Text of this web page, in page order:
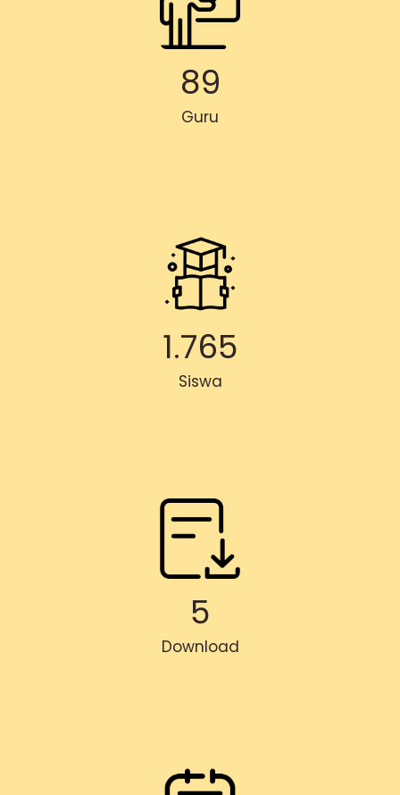
89
Guru
1.765
Siswa
5
Download